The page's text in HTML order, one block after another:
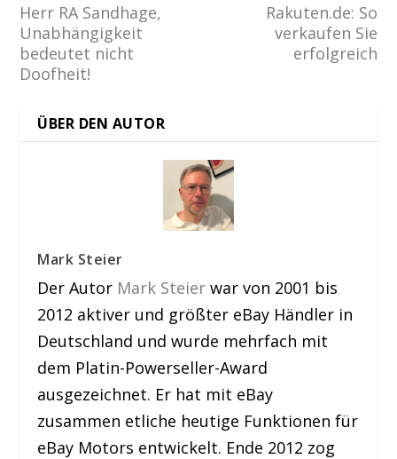
Herr RA Sandhage,
Unabhängigkeit
bedeutet nicht
Doofheit!
Rakuten.de: So
verkaufen Sie
erfolgreich
ÜBER DEN AUTOR
Mark Steier
Der Autor Mark Steier war von 2001 bis
2012 aktiver und größter eBay Händler in
Deutschland und wurde mehrfach mit
dem Platin-Powerseller-Award
ausgezeichnet. Er hat mit eBay
zusammen etliche heutige Funktionen für
eBay Motors entwickelt. Ende 2012 zog